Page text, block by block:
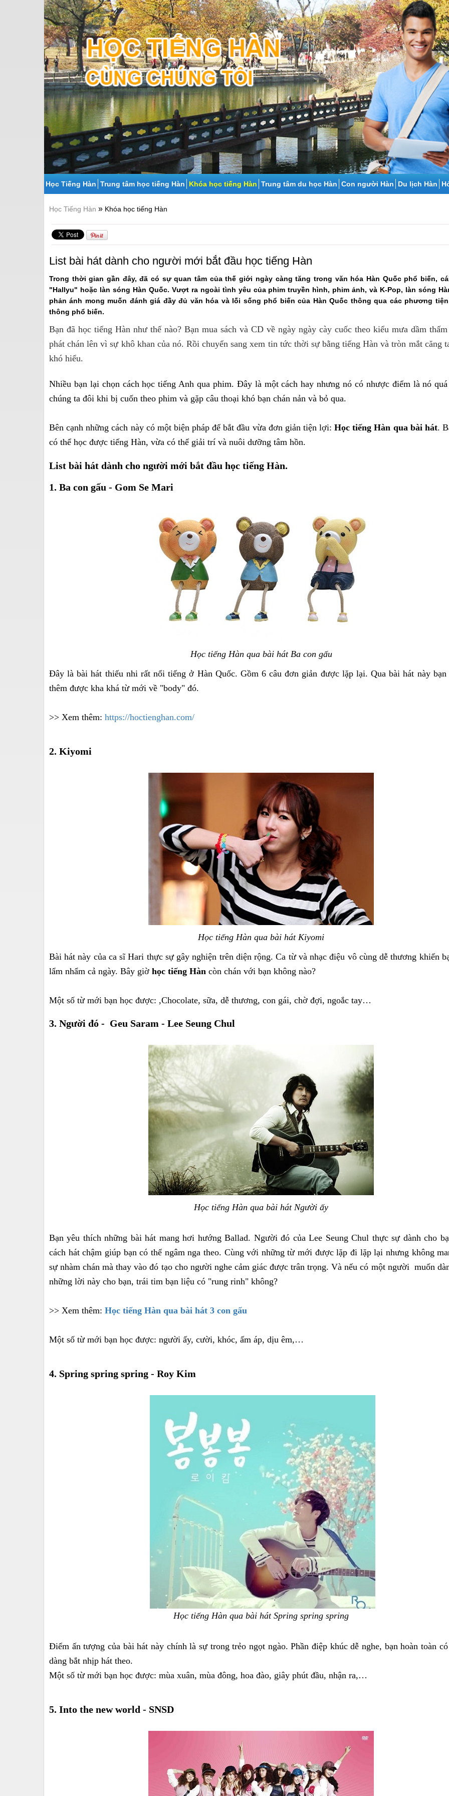
Học Tiếng Hàn Trung tâm học tiếng Hàn Khóa học tiếng Hàn Trung tâm du học Hàn Con người Hàn Du lịch Hàn
Học Tiếng Hàn » Khóa học tiếng Hàn
List bài hát dành cho người mới bắt đầu học tiếng Hàn
Trong thời gian gần đây, đã có sự quan tâm của thế giới ngày càng tăng trong văn hóa Hàn Quốc phổ biến,
"Hallyu" hoặc làn sóng Hàn Quốc. Vượt ra ngoài tình yêu của phim truyền hình, phim ảnh, và K-Pop, làn sóng
phản ánh mong muốn đánh giá đầy đủ văn hóa và lối sống phổ biến của Hàn Quốc thông qua các phương
thông phổ biến.
Bạn đã học tiếng Hàn như thế nào? Bạn mua sách và CD về ngày ngày cày cuốc theo kiểu mưa dầm
phát chán lên vì sự khô khan của nó. Rồi chuyển sang xem tin tức thời sự bằng tiếng Hàn và tròn mắt căng
khó hiểu.
Nhiều bạn lại chọn cách học tiếng Anh qua phim. Đây là một cách hay nhưng nó có nhược điểm là nó
chúng ta đôi khi bị cuốn theo phim và gặp câu thoại khó bạn chán nản và bỏ qua.
Bên cạnh những cách này có một biện pháp để bắt đầu vừa đơn giản tiện lợi:Học tiếng Hàn qua bài hát.
có thể học được tiếng Hàn, vừa có thể giải trí và nuôi dưỡng tâm hồn.
List bài hát dành cho người mới bắt đầu học tiếng Hàn.
1. Ba con gấu - Gom Se Mari
Học tiếng Hàn qua bài hát Ba con gấu
Đây là bài hát thiếu nhi rất nổi tiếng ở Hàn Quốc. Gồm 6 câu đơn giản được lặp lại. Qua bài hát này bạn
thêm được kha khá từ mới về "body" đó.
>> Xem thêm: https://hoctienghan.com/
2. Kiyomi
Học tiếng Hàn qua bài hát Kiyomi
Bài hát này của ca sĩ Hari thực sự gây nghiện trên diện rộng. Ca từ và nhạc điệu vô cùng dễ thương khiến
lẩm nhẩm cả ngày. Bây giờ học tiếng Hàn còn chán với bạn không nào?
Một số từ mới bạn học được: ,Chocolate, sữa, dễ thương, con gái, chờ đợi, ngoắc tay…
3. Người đó - Geu Saram - Lee Seung Chul
Học tiếng Hàn qua bài hát Người ấy
Bạn yêu thích những bài hát mang hơi hướng Ballad. Người đó của Lee Seung Chul thực sự dành cho
cách hát chậm giúp bạn có thể ngâm nga theo. Cùng với những từ mới được lặp đi lặp lại nhưng không
sự nhàm chán mà thay vào đó tạo cho người nghe cảm giác được trân trọng. Và nếu có một người muốn
những lời này cho bạn, trái tim bạn liệu có "rung rinh" không?
>> Xem thêm: Học tiếng Hàn qua bài hát 3 con gấu
Một số từ mới bạn học được: người ấy, cười, khóc, ấm áp, dịu êm,…
4. Spring spring spring - Roy Kim
Học tiếng Hàn qua bài hát Spring spring spring
Điểm ấn tượng của bài hát này chính là sự trong trẻo ngọt ngào. Phần điệp khúc dễ nghe, bạn hoàn toàn
dàng bắt nhịp hát theo.
Một số từ mới bạn học được: mùa xuân, mùa đông, hoa đào, giây phút đầu, nhận ra,…
5. Into the new world - SNSD